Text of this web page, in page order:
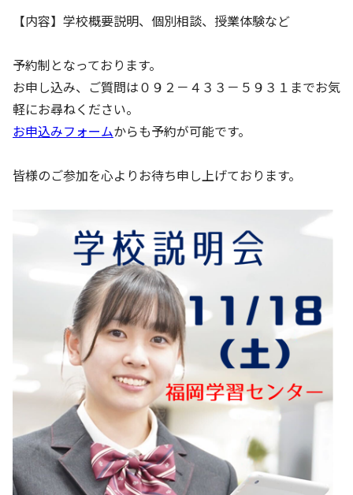
【内容】学校概要説明、個別相談、授業体験など
予約制となっております。
お申し込み、ご質問は０９２－４３３－５９３１までお気
軽にお尋ねください。
お申込みフォームからも予約が可能です。
皆様のご参加を心よりお待ち申し上げております。